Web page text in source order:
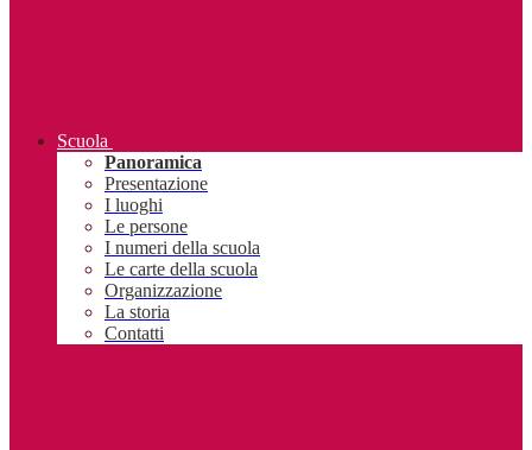
Scuola
Panoramica
Presentazione
I luoghi
Le persone
I numeri della scuola
Le carte della scuola
Organizzazione
La storia
Contatti